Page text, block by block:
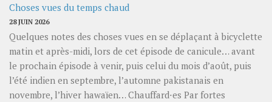
Choses vues du temps chaud
28 JUIN 2026
Quelques notes des choses vues en se déplaçant à bicyclette
matin et après-midi, lors de cet épisode de canicule… avant
le prochain épisode à venir, puis celui du mois d’août, puis
l’été indien en septembre, l’automne pakistanais en
novembre, l’hiver hawaïen… Chauffard⋅es Par fortes